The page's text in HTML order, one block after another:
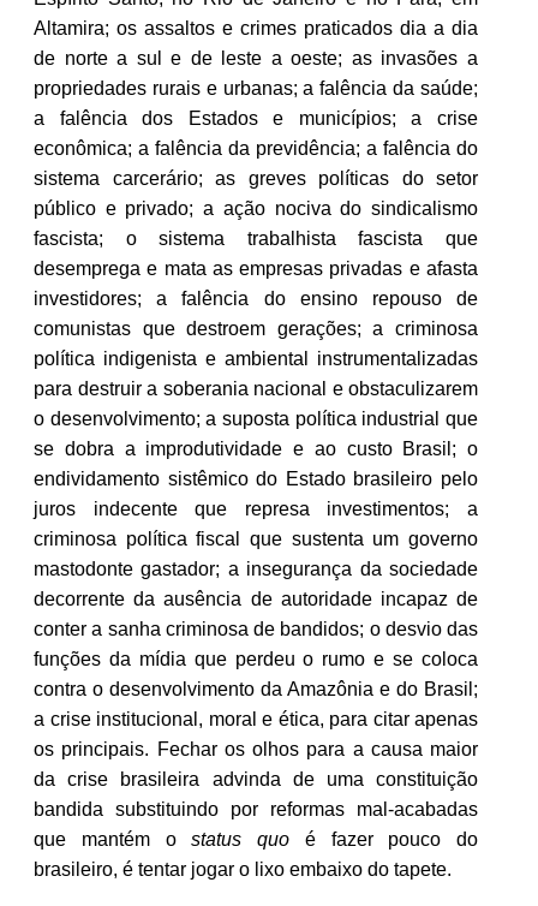
Altamira; os assaltos e crimes praticados dia a dia
de norte a sul e de leste a oeste; as invasões a
propriedades rurais e urbanas; a falência da saúde;
a falência dos Estados e municípios; a crise
econômica; a falência da previdência; a falência do
sistema carcerário; as greves políticas do setor
público e privado; a ação nociva do sindicalismo
fascista; o sistema trabalhista fascista que
desemprega e mata as empresas privadas e afasta
investidores; a falência do ensino repouso de
comunistas que destroem gerações; a criminosa
política indigenista e ambiental instrumentalizadas
para destruir a soberania nacional e obstaculizarem
o desenvolvimento; a suposta política industrial que
se dobra a improdutividade e ao custo Brasil; o
endividamento sistêmico do Estado brasileiro pelo
juros indecente que represa investimentos; a
criminosa política fiscal que sustenta um governo
mastodonte gastador; a insegurança da sociedade
decorrente da ausência de autoridade incapaz de
conter a sanha criminosa de bandidos; o desvio das
funções da mídia que perdeu o rumo e se coloca
contra o desenvolvimento da Amazônia e do Brasil;
a crise institucional, moral e ética, para citar apenas
os principais. Fechar os olhos para a causa maior
da crise brasileira advinda de uma constituição
bandida substituindo por reformas mal-acabadas
que mantém ostatus quo é fazer pouco do
brasileiro, é tentar jogar o lixo embaixo do tapete.